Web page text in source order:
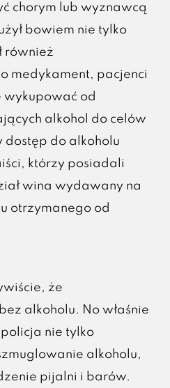
chorym lub wyznawcą
bowiem nie tylko
również
medykament, pacjenci
wykupować od
alkohol do celów
dostęp do alkoholu
którzy posiadali
wina wydawany na
otrzymanego od
że
alkoholu. No właśnie
nie tylko
alkoholu,
pijalni i barów.